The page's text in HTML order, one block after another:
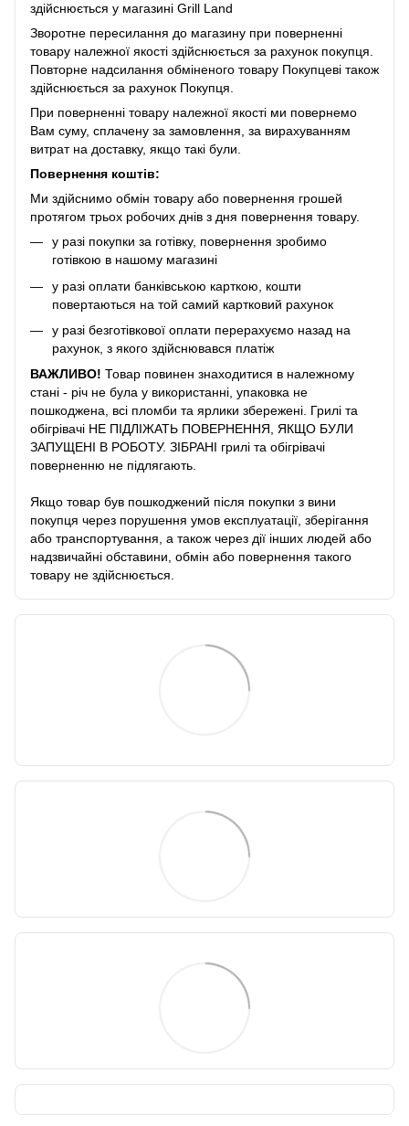
здійснюється у магазині Grill Land
Зворотне пересилання до магазину при поверненні
товару належної якості здійснюється за рахунок покупця.
Повторне надсилання обміненого товару Покупцеві також
здійснюється за рахунок Покупця.
При поверненні товару належної якості ми повернемо
Вам суму, сплачену за замовлення, за вирахуванням
витрат на доставку, якщо такі були.
Повернення коштів:
Ми здійснимо обмін товару або повернення грошей
протягом трьох робочих днів з дня повернення товару.
у разі покупки за готівку, повернення зробимо
готівкою в нашому магазині
у разі оплати банківською карткою, кошти
повертаються на той самий картковий рахунок
у разі безготівкової оплати перерахуємо назад на
рахунок, з якого здійснювався платіж
ВАЖЛИВО! Товар повинен знаходитися в належному
стані - річ не була у використанні, упаковка не
пошкоджена, всі пломби та ярлики збережені. Грилі та
обігрівачі НЕ ПІДЛІЖАТЬ ПОВЕРНЕННЯ, ЯКЩО БУЛИ
ЗАПУЩЕНІ В РОБОТУ. ЗІБРАНІ грилі та обігрівачі
поверненню не підлягають.
Якщо товар був пошкоджений після покупки з вини
покупця через порушення умов експлуатації, зберігання
або транспортування, а також через дії інших людей або
надзвичайні обставини, обмін або повернення такого
товару не здійснюється.